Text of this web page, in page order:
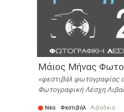
Μάιος Μήνας
φεστιβάλ φωτογραφίας
Φωτογραφική Λέσχη
Νέα · Φεστιβάλ · Λιβαδειά